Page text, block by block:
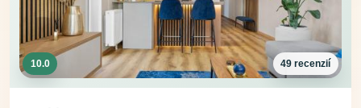
10.0 49 recenzií